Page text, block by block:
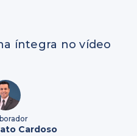
íntegra no vídeo
Cardoso